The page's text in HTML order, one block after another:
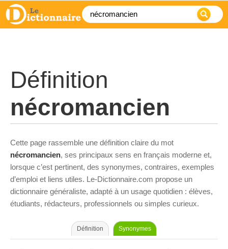
Définition
nécromancien
Cette page rassemble une définition claire du mot
nécromancien, ses principaux sens en français moderne et,
lorsque c’est pertinent, des synonymes, contraires, exemples
d’emploi et liens utiles. Le-Dictionnaire.com propose un
dictionnaire généraliste, adapté à un usage quotidien : élèves,
étudiants, rédacteurs, professionnels ou simples curieux.
Définition Synonymes